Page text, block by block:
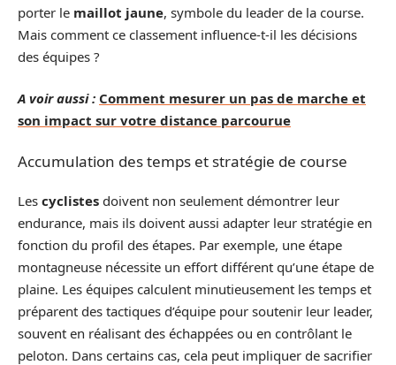
porter le maillot jaune, symbole du leader de la course.
Mais comment ce classement influence-t-il les décisions
des équipes ?
A voir aussi : Comment mesurer un pas de marche et
son impact sur votre distance parcourue
Accumulation des temps et stratégie de course
Les cyclistes doivent non seulement démontrer leur
endurance, mais ils doivent aussi adapter leur stratégie en
fonction du profil des étapes. Par exemple, une étape
montagneuse nécessite un effort différent qu’une étape de
plaine. Les équipes calculent minutieusement les temps et
préparent des tactiques d’équipe pour soutenir leur leader,
souvent en réalisant des échappées ou en contrôlant le
peloton. Dans certains cas, cela peut impliquer de sacrifier